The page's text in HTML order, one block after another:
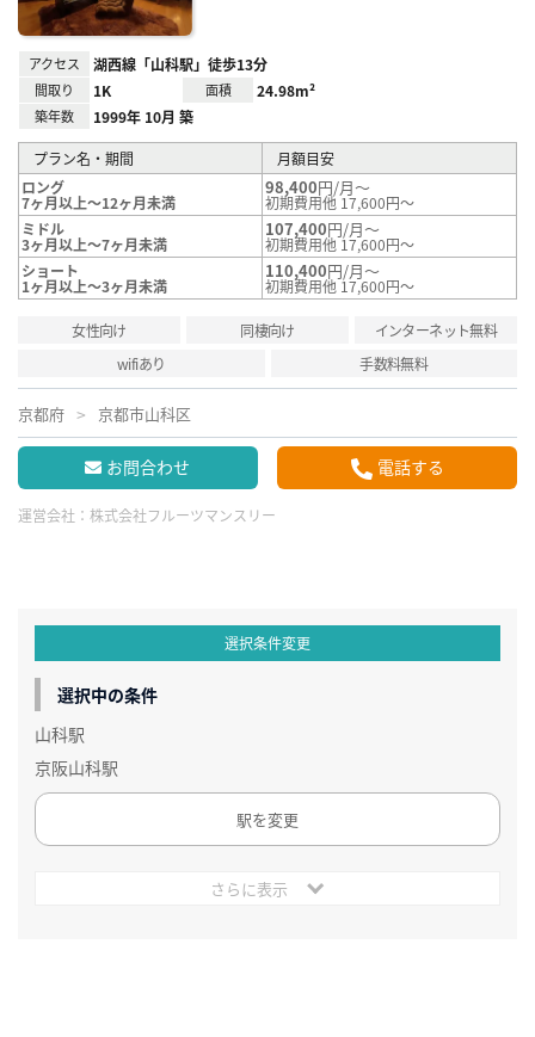
アクセス 湖西線「山科駅」徒歩13分
間取り 1K 面積 24.98m²
築年数 1999年 10月 築
プラン名・期間
月額目安
ロング
7ヶ月以上～12ヶ月未満
98,400円/月～
初期費用他 17,600円～
ミドル
3ヶ月以上～7ヶ月未満
107,400円/月～
初期費用他 17,600円～
ショート
1ヶ月以上～3ヶ月未満
110,400円/月～
初期費用他 17,600円～
女性向け 同棲向け
インターネット無料
wifiあり
手数料無料
京都府 京都市山科区
お問合わせ 電話する
運営会社： 株式会社フルーツマンスリー
選択条件変更
選択中の条件
山科駅
京阪山科駅
駅を変更
さらに表示